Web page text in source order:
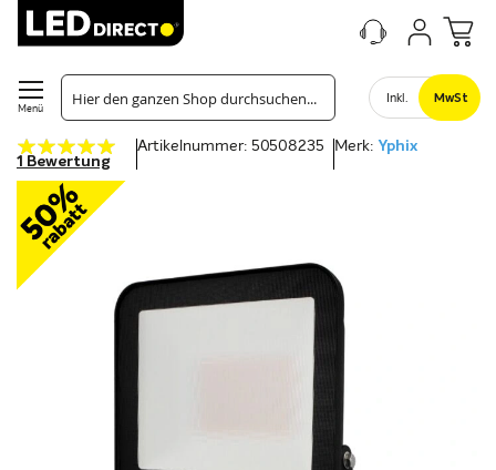
Menü
Inkl. MwSt
Bewertung:
100
% of100
1 Bewertung
Artikelnummer: 50508235 Merk: Yphix